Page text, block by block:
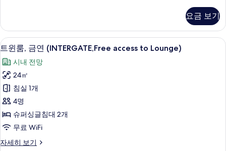
Free
access
to
Lounge)
사
진
모
두
보
트
윈
룸,
연
(Shinmachi
Side,
Free
access
to
Lounge)
자
히
요금 보기
트
윈
룸,
금
연
(INTERGATE,Free
access
to
Lounge)
고급 침구, 오리/거위털 이불, 객실 내
5
트윈룸, 금연 (INTERGATE,Free access to Lounge)
시내 전망
24㎡
침실 1개
4명
슈퍼싱글침대 2개
무료 WiFi
자세히 보기
트